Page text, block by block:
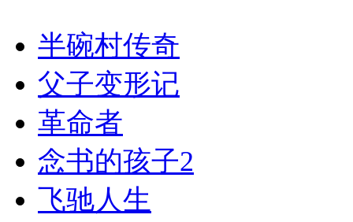
半碗村传奇
父子变形记
革命者
念书的孩子2
飞驰人生